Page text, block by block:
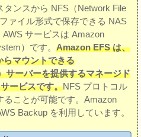
ンスから NFS（Network File
ァイル形式で保存できる NAS
サービスは Amazon
）です。Amazon EFS は、
マウントできる
ーバーを提供するマネージド
ービスです。NFS プロトコル
ることが可能です。Amazon
Backup を利用しています。